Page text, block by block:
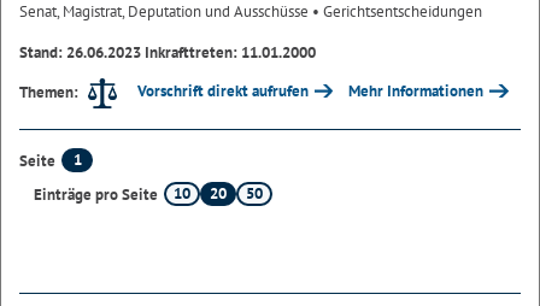
Senat, Magistrat, Deputation und Ausschüsse • Gerichtsentscheidungen
Stand: 26.06.2023 Inkrafttreten: 11.01.2000
Themen:
Vorschrift direkt aufrufen Mehr Informationen
Seite
1
Einträge pro Seite
10 20 50